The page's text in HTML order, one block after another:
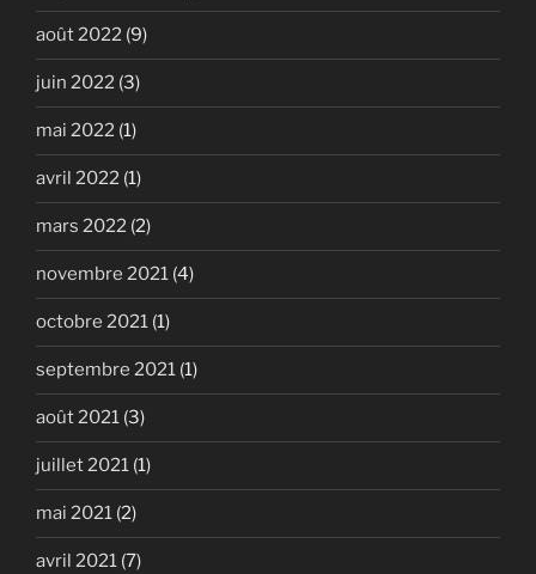
août 2022 (9)
juin 2022 (3)
mai 2022 (1)
avril 2022 (1)
mars 2022 (2)
novembre 2021 (4)
octobre 2021 (1)
septembre 2021 (1)
août 2021 (3)
juillet 2021 (1)
mai 2021 (2)
avril 2021 (7)